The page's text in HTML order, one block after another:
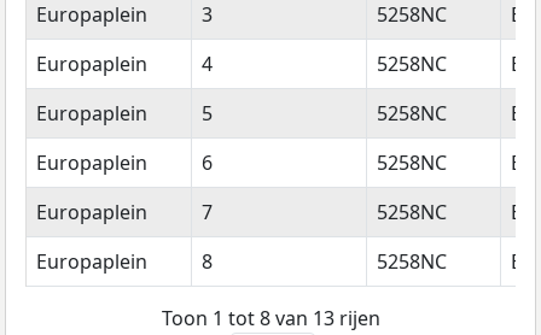
Europaplein
3 5258NC
Europaplein
4 5258NC
Europaplein
5 5258NC
Europaplein
6 5258NC
Europaplein
7 5258NC
Europaplein
8 5258NC
Toon 1 tot 8 van 13 rijen